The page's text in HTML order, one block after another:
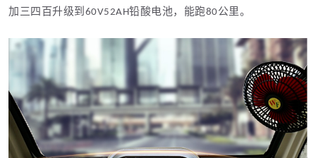
加三四百升级到 60V52AH铅酸电池，能跑80公里。